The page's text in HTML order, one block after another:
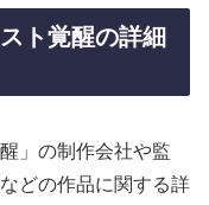
ト覚醒の詳細
」の制作会社や監
どの作品に関する詳